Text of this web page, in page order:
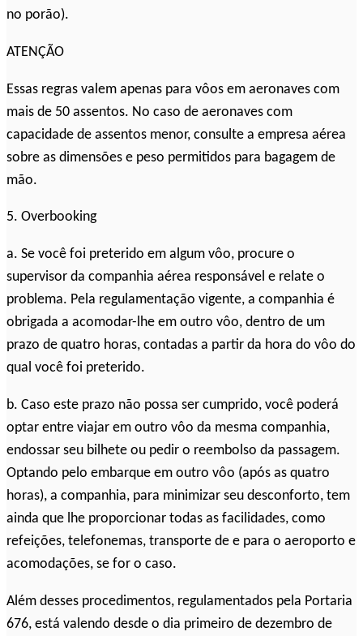
no porão).
ATENÇÃO
Essas regras valem apenas para vôos em aeronaves com
mais de 50 assentos. No caso de aeronaves com
capacidade de assentos menor, consulte a empresa aérea
sobre as dimensões e peso permitidos para bagagem de
mão.
5. Overbooking
a. Se você foi preterido em algum vôo, procure o
supervisor da companhia aérea responsável e relate o
problema. Pela regulamentação vigente, a companhia é
obrigada a acomodar-lhe em outro vôo, dentro de um
prazo de quatro horas, contadas a partir da hora do vôo do
qual você foi preterido.
b. Caso este prazo não possa ser cumprido, você poderá
optar entre viajar em outro vôo da mesma companhia,
endossar seu bilhete ou pedir o reembolso da passagem.
Optando pelo embarque em outro vôo (após as quatro
horas), a companhia, para minimizar seu desconforto, tem
ainda que lhe proporcionar todas as facilidades, como
refeições, telefonemas, transporte de e para o aeroporto e
acomodações, se for o caso.
Além desses procedimentos, regulamentados pela Portaria
676, está valendo desde o dia primeiro de dezembro de